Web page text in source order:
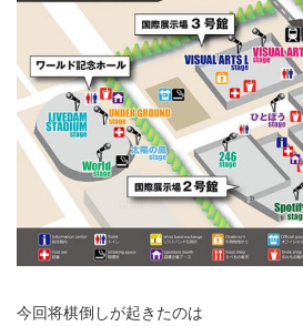
今回将棋倒しが起きたのは